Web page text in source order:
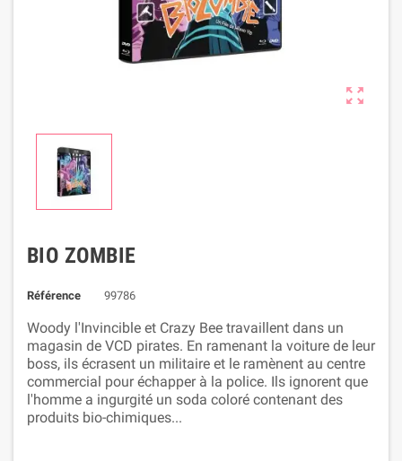

BIO ZOMBIE
Référence 99786
Woody l'Invincible et Crazy Bee travaillent dans un
magasin de VCD pirates. En ramenant la voiture de leur
boss, ils écrasent un militaire et le ramènent au centre
commercial pour échapper à la police. Ils ignorent que
l'homme a ingurgité un soda coloré contenant des
produits bio-chimiques...